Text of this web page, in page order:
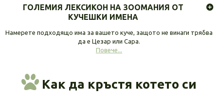
ГОЛЕМИЯ ЛЕКСИКОН НА ЗООМАНИЯ ОТ
КУЧЕШКИ ИМЕНА
Намерете подходящо има за вашето куче, защото не винаги трябва
да е Цезар или Сара.
Повече...
Как да кръстя котето си